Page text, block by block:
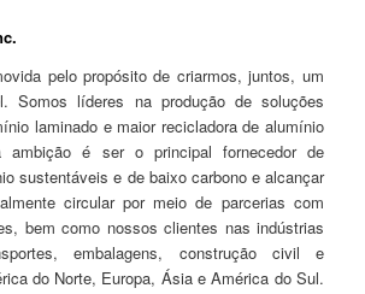
pelo propósito de criarmos, juntos, um
Somos líderes na produção de soluções
laminado e maior recicladora de alumínio
ambição é ser o principal fornecedor de
sustentáveis e de baixo carbono e alcançar
circular por meio de parcerias com
bem como nossos clientes nas indústrias
embalagens, construção civil e
do Norte, Europa, Ásia e América do Sul.